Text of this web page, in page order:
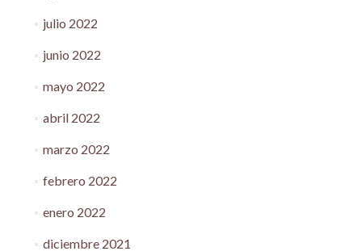
julio 2022
junio 2022
mayo 2022
abril 2022
marzo 2022
febrero 2022
enero 2022
diciembre 2021